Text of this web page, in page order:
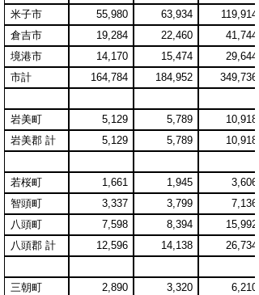
米子市
55,980 63,934
119,914
倉吉市
19,284 22,460
41,744
境港市
14,170 15,474
29,644
市計
164,784 184,952 349,736
岩美町 5,129 5,789
10,918
岩美郡 計
5,129 5,789 10,918
若桜町 1,661 1,945
3,606
智頭町
3,337 3,799
7,136
八頭町
7,598 8,394
15,992
八頭郡 計
12,596 14,138 26,734
三朝町 2,890 3,320
6,210